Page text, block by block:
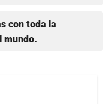
con toda la
mundo.